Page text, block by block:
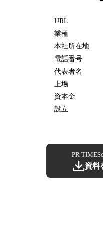
URL
業種
本社所在地
電話番号
代表者名
上場
資本金
設立
PR
資料